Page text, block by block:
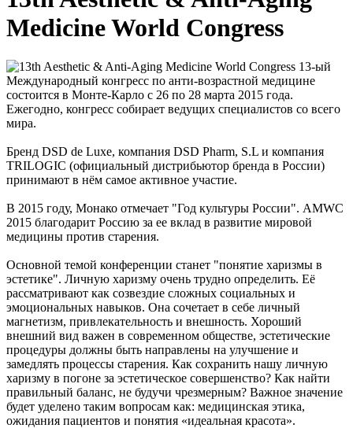
Medicine World Congress
13-ый
Международный конгресс по анти-возрастной медицине
состоится в Монте-Карло с 26 по 28 марта 2015 года.
Ежегодно, конгресс собирает ведущих специалистов со всего
мира.
Бренд DSD de Luxe, компания DSD Pharm, S.L и компания
TRILOGIC (официальный дистрибьютор бренда в России)
принимают в нём самое активное участие.
В 2015 году, Монако отмечает "Год культуры России". AMWC
2015 благодарит Россию за ее вклад в развитие мировой
медицины против старения.
Основной темой конференции станет "понятие харизмы в
эстетике". Личную харизму очень трудно определить. Её
рассматривают как созвездие сложных социальных и
эмоциональных навыков. Она сочетает в себе личный
магнетизм, привлекательность и внешность. Хороший
внешний вид важен в современном обществе, эстетические
процедуры должны быть направлены на улучшение и
замедлять процессы старения. Как сохранить нашу личную
харизму в погоне за эстетическое совершенство? Как найти
правильный баланс, не будучи чрезмерным? Важное значение
будет уделено таким вопросам как: медицинская этика,
ожидания пациентов и понятия «идеальная красота».